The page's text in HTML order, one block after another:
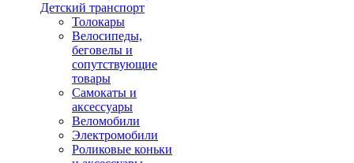
Детский транспорт
Толокары
Велосипеды,
беговелы и
сопутствующие
товары
Самокаты и
аксессуары
Веломобили
Электромобили
Роликовые коньки